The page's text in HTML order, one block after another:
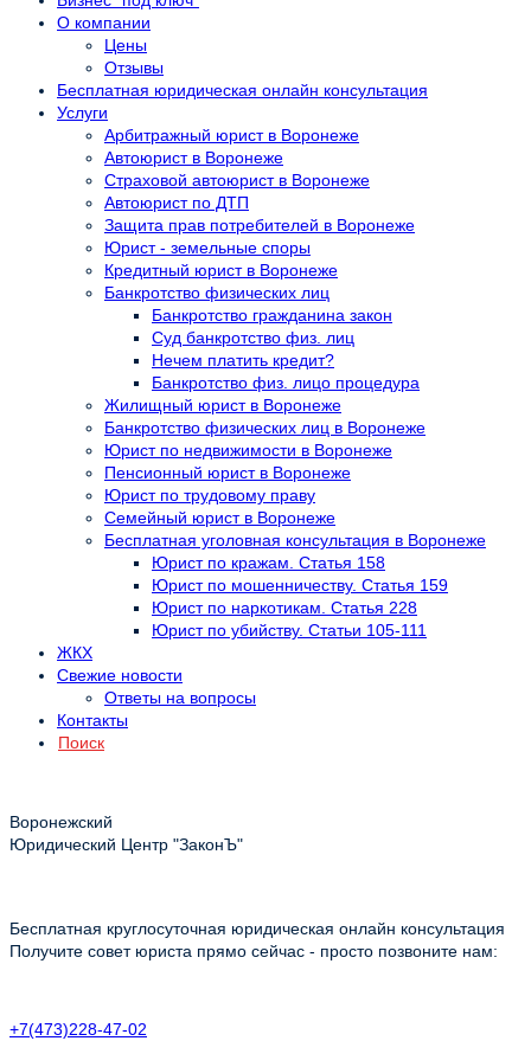
О компании
Цены
Отзывы
Бесплатная юридическая онлайн консультация
Услуги
Арбитражный юрист в Воронеже
Автоюрист в Воронеже
Страховой автоюрист в Воронеже
Автоюрист по ДТП
Защита прав потребителей в Воронеже
Юрист - земельные споры
Кредитный юрист в Воронеже
Банкротство физических лиц
Банкротство гражданина закон
Суд банкротство физ. лиц
Нечем платить кредит?
Банкротство физ. лицо процедура
Жилищный юрист в Воронеже
Банкротство физических лиц в Воронеже
Юрист по недвижимости в Воронеже
Пенсионный юрист в Воронеже
Юрист по трудовому праву
Семейный юрист в Воронеже
Бесплатная уголовная консультация в Воронеже
Юрист по кражам. Статья 158
Юрист по мошенничеству. Статья 159
Юрист по наркотикам. Статья 228
Юрист по убийству. Статьи 105-111
ЖКХ
Свежие новости
Ответы на вопросы
Контакты
Поиск
Воронежский
Юридический Центр "ЗаконЪ"
Бесплатная круглосуточная юридическая онлайн консультация
Получите совет юриста прямо сейчас - просто позвоните нам:
+7(473)228-47-02